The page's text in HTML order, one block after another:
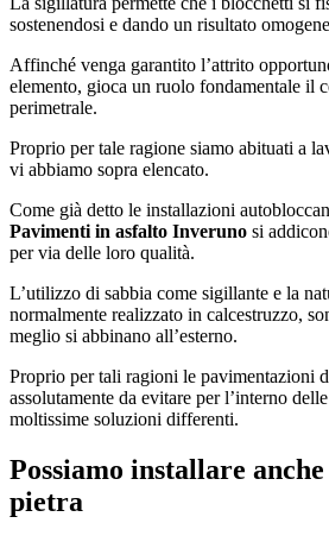
sostenendosi e dando un risultato
Affinché venga garantito l’attrito
elemento, gioca un ruolo fondamentale il
perimetrale.
Proprio per tale ragione siamo abituati a
vi abbiamo sopra elencato.
Come già detto le installazioni
Pavimenti in asfalto Inveruno si
per via delle loro qualità.
L’utilizzo di sabbia come sigillante e la
normalmente realizzato in calcestruzzo,
meglio si abbinano all’esterno.
Proprio per tali ragioni le pavimentazioni
assolutamente da evitare per l’interno
moltissime soluzioni differenti.
Possiamo installare
pietra